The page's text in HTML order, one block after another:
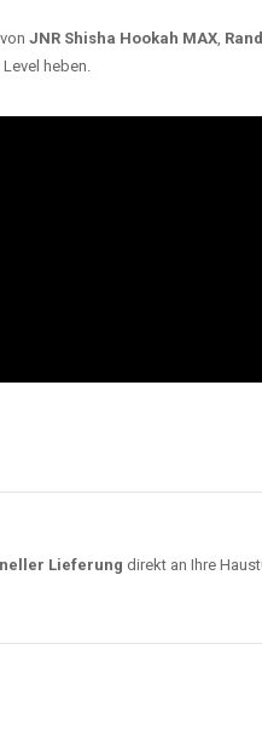
JNR Shisha Hookah MAX,
heben.
Lieferung direkt an Ihre